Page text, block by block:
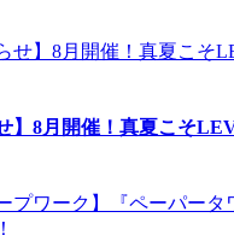
】8月開催！真夏こそ